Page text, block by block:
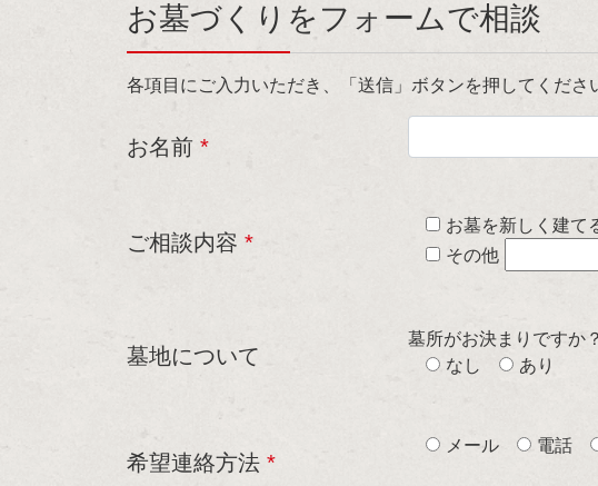
お墓づくりをフォームで相談
各項目にご入力いただき、「送信」ボタンを押してくださ
お名前 *
ご相談内容 *
お墓を新しく建て
その他
墓地について
墓所がお決まりですか
なし
あり
希望連絡方法 *
メール 電話